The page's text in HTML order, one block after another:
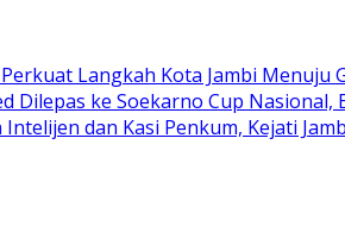
Langkah Kota Jambi Menuju
Dilepas ke Soekarno Cup Nasional,
dan Kasi Penkum, Kejati